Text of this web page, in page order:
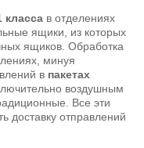
класса в отделениях
ящики, из которых
ящиков. Обработка
минуя
в пакетах
воздушным
Все эти
доставку отправлений